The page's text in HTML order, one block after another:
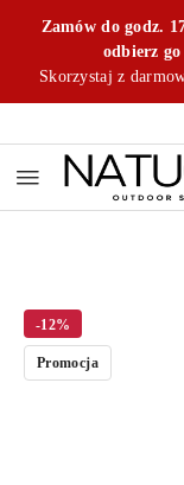
Przejdź do
Przejdź do
Przejdź do
Przejdź do
Przejdź do
Przejdź do
Zamów do godz.
odbierz
Skorzystaj z
-12%
Promocja